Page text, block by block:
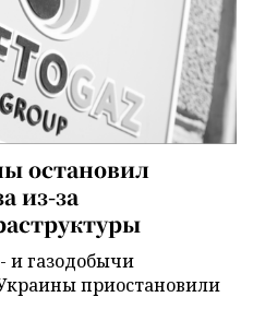
остановил
из-за
и газодобычи
приостановили